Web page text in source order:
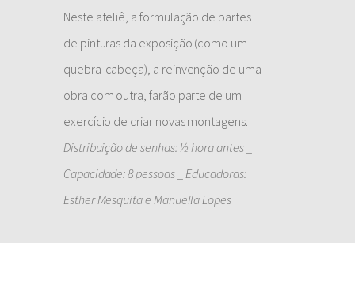
Neste ateliê, a formulação de partes
de pinturas da exposição (como um
quebra-cabeça), a reinvenção de uma
obra com outra, farão parte de um
exercício de criar novas montagens.
Distribuição de senhas: ½ hora antes _
Capacidade: 8 pessoas _ Educadoras:
Esther Mesquita e Manuella Lopes